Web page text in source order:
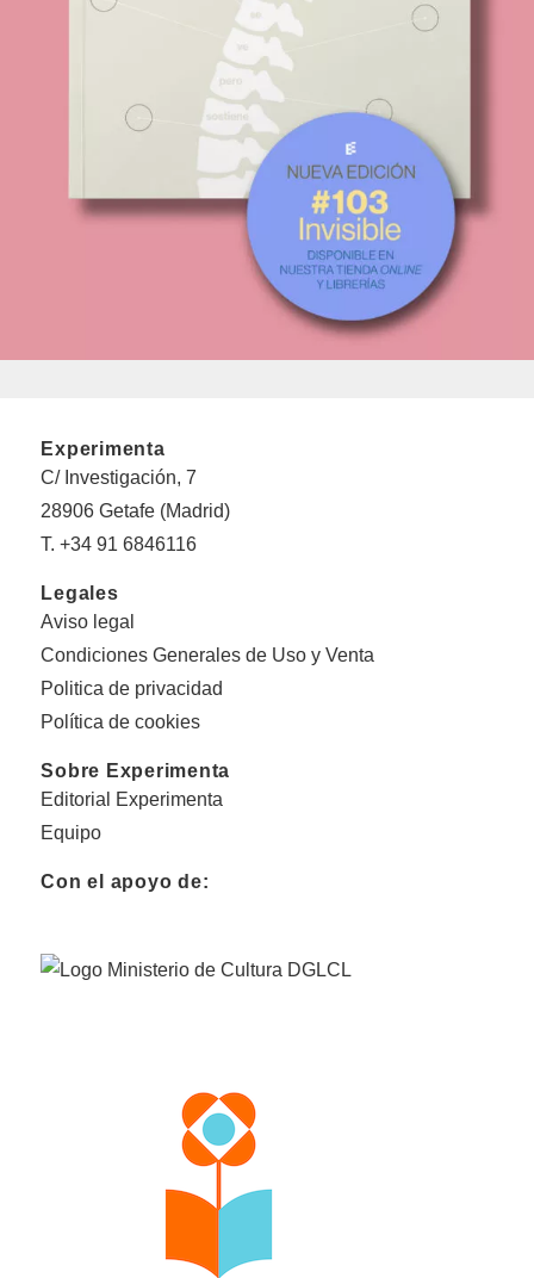
Experimenta
C/ Investigación, 7
28906 Getafe (Madrid)
T. +34 91 6846116
Legales
Aviso legal
Condiciones Generales de Uso y Venta
Politica de privacidad
Política de cookies
Sobre Experimenta
Editorial Experimenta
Equipo
Con el apoyo de: